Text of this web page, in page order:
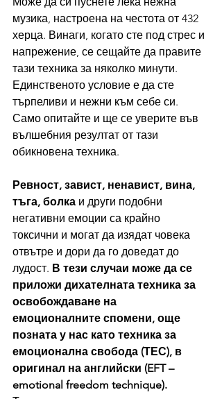
музика, настроена на честота от 432
херца. Винаги, когато сте под стрес и
напрежение, се сещайте да правите
тази техника за няколко минути.
Единственото условие е да сте
търпеливи и нежни към себе си.
Само опитайте и ще се уверите във
вълшебния резултат от тази
обикновена техника.
Ревност, завист, ненавист, вина,
тъга, болка и други подобни
негативни емоции са крайно
токсични и могат да изядат човека
отвътре и дори да го доведат до
лудост. В тези случаи може да се
приложи дихателната техника за
освобождаване на
емоционалните спомени, още
позната у нас като техника за
емоционална свобода (ТЕС), в
оригинал на английски (EFT –
emotional freedom technique).